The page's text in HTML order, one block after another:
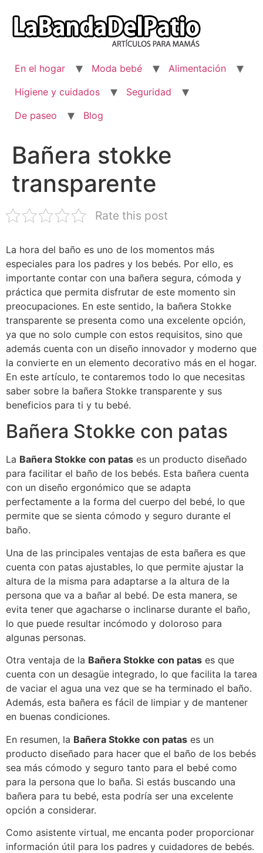
contenido
En el hogar Moda bebé
Alimentación
Higiene y cuidados
Seguridad
De paseo
Blog
Bañera stokke
transparente
Rate this post
La hora del baño es uno de los momentos más
especiales para los padres y los bebés. Por ello, es
importante contar con una bañera segura, cómoda y
práctica que permita disfrutar de este momento sin
preocupaciones. En este sentido, la bañera Stokke
transparente se presenta como una excelente opción,
ya que no solo cumple con estos requisitos, sino que
además cuenta con un diseño innovador y moderno que
la convierte en un elemento decorativo más en el hogar.
En este artículo, te contaremos todo lo que necesitas
saber sobre la bañera Stokke transparente y sus
beneficios para ti y tu bebé.
Bañera Stokke con patas
La Bañera Stokke con patas es un producto diseñado
para facilitar el baño de los bebés. Esta bañera cuenta
con un diseño ergonómico que se adapta
perfectamente a la forma del cuerpo del bebé, lo que
permite que se sienta cómodo y seguro durante el
baño.
Una de las principales ventajas de esta bañera es que
cuenta con patas ajustables, lo que permite ajustar la
altura de la misma para adaptarse a la altura de la
persona que va a bañar al bebé. De esta manera, se
evita tener que agacharse o inclinarse durante el baño,
lo que puede resultar incómodo y doloroso para
algunas personas.
Otra ventaja de la Bañera Stokke con patas es que
cuenta con un desagüe integrado, lo que facilita la tarea
de vaciar el agua una vez que se ha terminado el baño.
Además, esta bañera es fácil de limpiar y de mantener
en buenas condiciones.
En resumen, la Bañera Stokke con patas es un
producto diseñado para hacer que el baño de los bebés
sea más cómodo y seguro tanto para el bebé como
para la persona que lo baña. Si estás buscando una
bañera para tu bebé, esta podría ser una excelente
opción a considerar.
Como asistente virtual, me encanta poder proporcionar
información útil para los padres y cuidadores de bebés.